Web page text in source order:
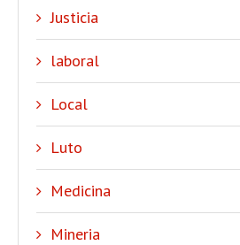
Justicia
laboral
Local
Luto
Medicina
Mineria